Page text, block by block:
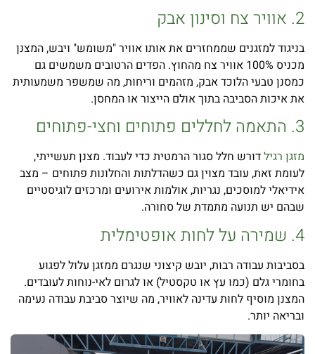
2. אוויר צח וסינון אבק
בניגוד למזגנים שממחזרים את אותו אוויר "משומש" ויבש, המצנן
מכניס 100% אוויר צח מהחוץ. הפדים הרטובים משמשים גם
כמסנן טבעי הלוכד אבק, מזהמים וריחות, מה שמשפר משמעותית
את איכות הסביבה בתוך אולם הייצור או המחסן.
3. התאמה לחללים פתוחים וחצי-פתוחים
מזגן רגילדורש חלל סגור הרמטית כדי לעבוד. מצנן תעשייתי,
לעומת זאת, עובד מצוין גם כשהדלתות והחלונות פתוחים – מצב
אידיאלי למוסכים, נגריות, אולמות אירועים ומרכזים לוגיסטיים
שבהם יש תנועה מתמדת של סחורה.
4. שמירה על לחות אופטימלית
בסביבות עבודה רבות, יובש קיצוני שנגרם ממזגן עלול לפגוע
בחומרי גלם (כמו עץ או טקסטיל) או לגרום לאי-נוחות לעובדים.
המצנן מוסיף לחות עדינה לאוויר, מה שיוצר סביבת עבודה נעימה
ובריאה יותר.